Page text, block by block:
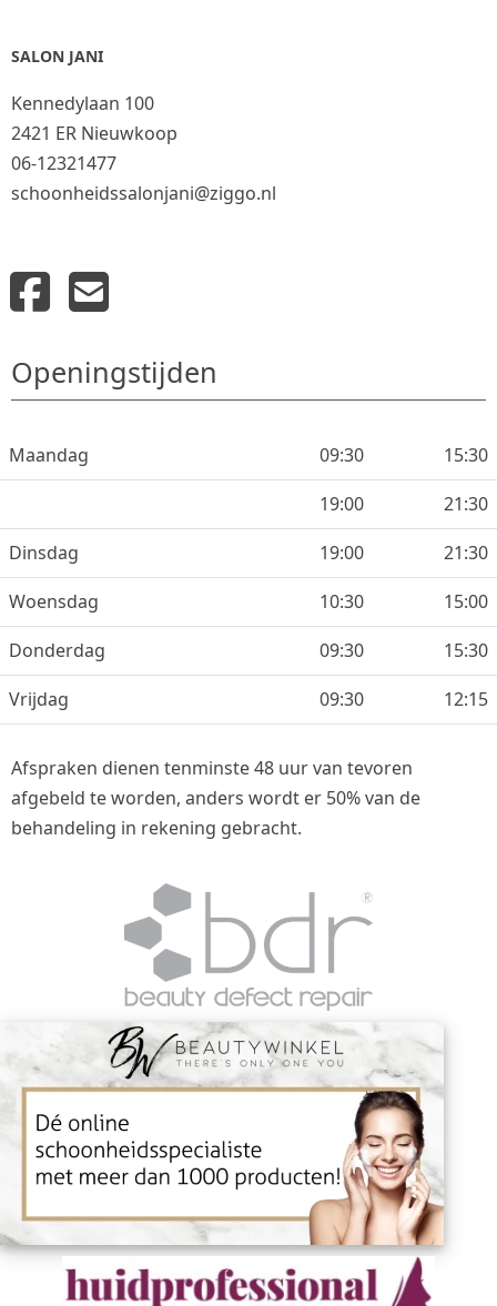
SALON JANI
Kennedylaan 100
2421 ER Nieuwkoop
06-12321477
schoonheidssalonjani@ziggo.nl
Openingstijden
Maandag 09:30
15:30
19:00
21:30
Dinsdag
19:00
21:30
Woensdag
10:30
15:00
Donderdag
09:30
15:30
Vrijdag
09:30 12:15
Afspraken dienen tenminste 48 uur van tevoren
afgebeld te worden, anders wordt er 50% van de
behandeling in rekening gebracht.